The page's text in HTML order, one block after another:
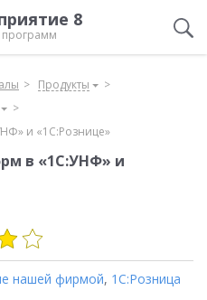
8
программ
Продукты
и «1С:Рознице»
в «1С:УНФ» и
нашей фирмой, 1С:Розница